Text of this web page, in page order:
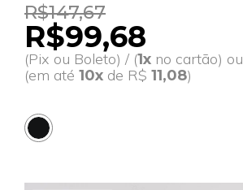
R$147,67
R$99,68
(Pix ou Boleto) / (1x no cartão) ou
(em até 10x de R$ 11,08)